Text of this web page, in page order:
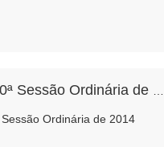
Sessão Ordinária de 2014